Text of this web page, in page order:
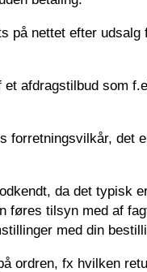
nettet efter udsalg
afdragstilbud som
forretningsvilkår, det
da det typisk
føres tilsyn med af
med din
ordren, fx hvilken